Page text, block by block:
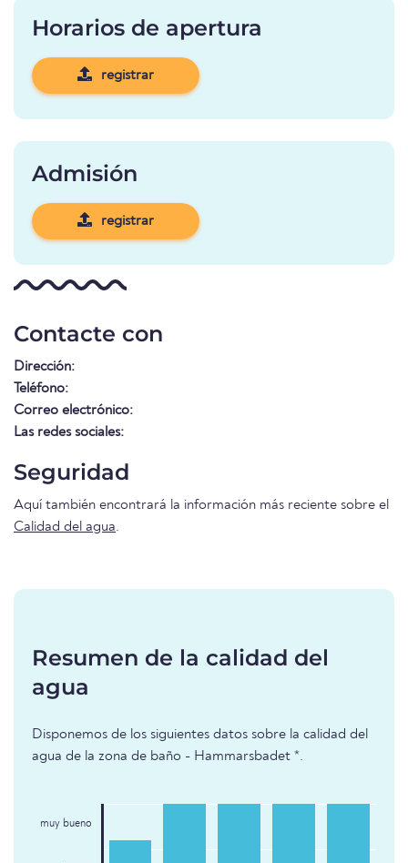
Horarios de apertura
registrar
Admisión
registrar
Contacte con
Dirección:
Teléfono:
Correo electrónico:
Las redes sociales:
Seguridad
Aquí también encontrará la información más reciente sobre el
Calidad del agua.
Resumen de la calidad del
agua
Disponemos de los siguientes datos sobre la calidad del
agua de la zona de baño - Hammarsbadet *.
muy bueno